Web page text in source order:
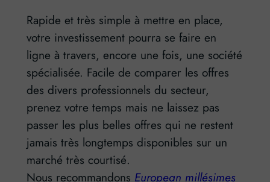
Rapide et très simple à mettre en place,
votre investissement pourra se faire en
ligne à travers, encore une fois, une société
spécialisée. Facile de comparer les offres
des divers professionnels du secteur,
prenez votre temps mais ne laissez pas
passer les plus belles offres qui ne restent
jamais très longtemps disponibles sur un
marché très courtisé.
Nous recommandons European millésimes